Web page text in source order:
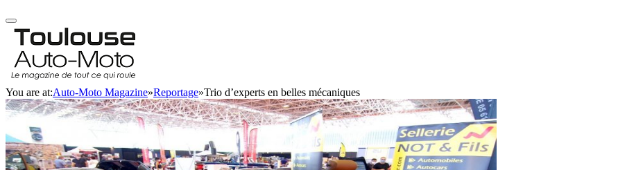
You are at:Auto-Moto Magazine»Reportage»Trio d’experts en belles mécaniques